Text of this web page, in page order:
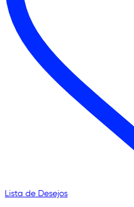
Lista de Desejos